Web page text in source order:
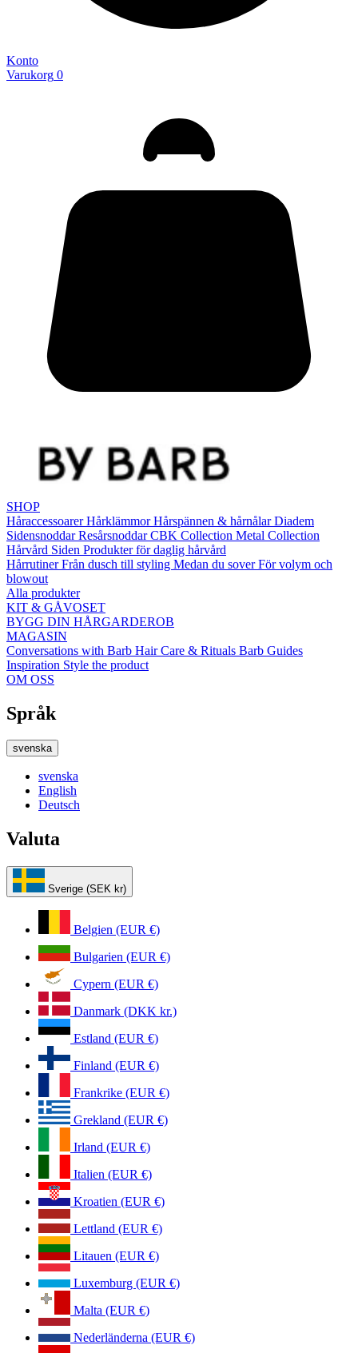
Konto
Varukorg 0
SHOP
HåraccessoarerHårklämmorHårspännen & hårnålarDiadem
SidensnoddarResårsnoddarCBK Collection Metal Collection
Hårvård Siden Produkter för daglig hårvård
HårrutinerFrån dusch till styling Medan du soverFör volym och
blowout
Alla produkter
KIT & GÅVOSET
BYGG DIN HÅRGARDEROB
MAGASIN
Conversations with Barb Hair Care & Rituals Barb Guides
Inspiration Style the product
OM OSS
Språk
svenska
svenska
English
Deutsch
Valuta
Sverige (SEK kr)
Belgien (EUR €)
Bulgarien (EUR €)
Cypern (EUR €)
Danmark (DKK kr.)
Estland (EUR €)
Finland (EUR €)
Frankrike (EUR €)
Grekland (EUR €)
Irland (EUR €)
Italien (EUR €)
Kroatien (EUR €)
Lettland (EUR €)
Litauen (EUR €)
Luxemburg (EUR €)
Malta (EUR €)
Nederländerna (EUR €)